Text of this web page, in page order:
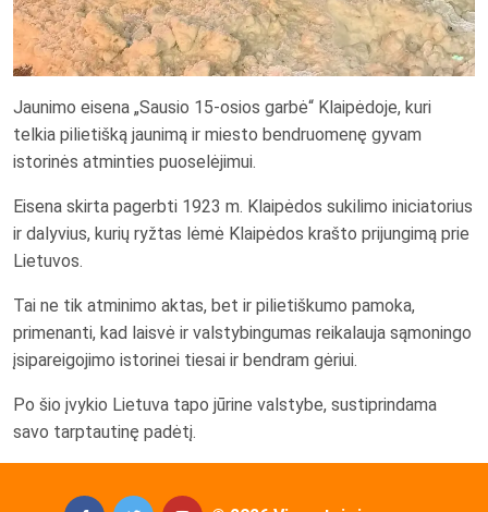
Jaunimo eisena „Sausio 15-osios garbė“ Klaipėdoje, kuri
telkia pilietišką jaunimą ir miesto bendruomenę gyvam
istorinės atminties puoselėjimui.
Eisena skirta pagerbti 1923 m. Klaipėdos sukilimo iniciatorius
ir dalyvius, kurių ryžtas lėmė Klaipėdos krašto prijungimą prie
Lietuvos.
Tai ne tik atminimo aktas, bet ir pilietiškumo pamoka,
primenanti, kad laisvė ir valstybingumas reikalauja sąmoningo
įsipareigojimo istorinei tiesai ir bendram gėriui.
Po šio įvykio Lietuva tapo jūrine valstybe, sustiprindama
savo tarptautinę padėtį.